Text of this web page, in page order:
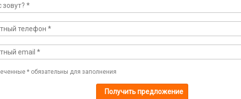
*обязательны для заполнения